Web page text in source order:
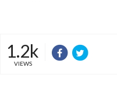
1.2k
VIEWS